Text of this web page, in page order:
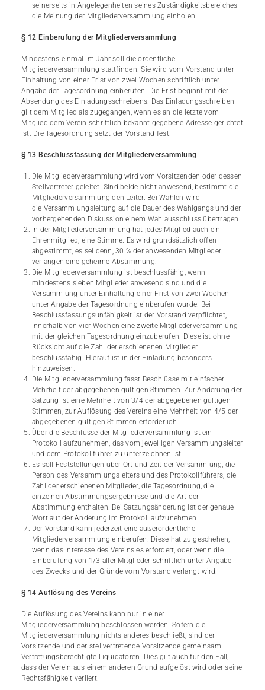
seinerseits in Angelegenheiten seines Zuständigkeitsbereiches
die Meinung der Mitgliederversammlung einholen.
§ 12 Einberufung der Mitgliederversammlung
Mindestens einmal im Jahr soll die ordentliche
Mitgliederversammlung stattfinden. Sie wird vom Vorstand unter
Einhaltung von einer Frist von zwei Wochen schriftlich unter
Angabe der Tagesordnung einberufen. Die Frist beginnt mit der
Absendung des Einladungsschreibens. Das Einladungsschreiben
gilt dem Mitglied als zugegangen, wenn es an die letzte vom
Mitglied dem Verein schriftlich bekannt gegebene Adresse gerichtet
ist. Die Tagesordnung setzt der Vorstand fest.
§ 13 Beschlussfassung der Mitgliederversammlung
Die Mitgliederversammlung wird vom Vorsitzenden oder dessen
Stellvertreter geleitet. Sind beide nicht anwesend, bestimmt die
Mitgliederversammlung den Leiter. Bei Wahlen wird
die Versammlungsleitung auf die Dauer des Wahlgangs und der
vorhergehenden Diskussion einem Wahlausschluss übertragen.
In der Mitgliederversammlung hat jedes Mitglied auch ein
Ehrenmitglied, eine Stimme. Es wird grundsätzlich offen
abgestimmt, es sei denn, 30 % der anwesenden Mitglieder
verlangen eine geheime Abstimmung.
Die Mitgliederversammlung ist beschlussfähig, wenn
mindestens sieben Mitglieder anwesend sind und die
Versammlung unter Einhaltung einer Frist von zwei Wochen
unter Angabe der Tagesordnung einberufen wurde. Bei
Beschlussfassungsunfähigkeit ist der Vorstand verpflichtet,
innerhalb von vier Wochen eine zweite Mitgliederversammlung
mit der gleichen Tagesordnung einzuberufen. Diese ist ohne
Rücksicht auf die Zahl der erschienenen Mitglieder
beschlussfähig. Hierauf ist in der Einladung besonders
hinzuweisen.
Die Mitgliederversammlung fasst Beschlüsse mit einfacher
Mehrheit der abgegebenen gültigen Stimmen. Zur Änderung der
Satzung ist eine Mehrheit von 3/4 der abgegebenen gültigen
Stimmen, zur Auflösung des Vereins eine Mehrheit von 4/5 der
abgegebenen gültigen Stimmen erforderlich.
Über die Beschlüsse der Mitgliederversammlung ist ein
Protokoll aufzunehmen, das vom jeweiligen Versammlungsleiter
und dem Protokollführer zu unterzeichnen ist.
Es soll Feststellungen über Ort und Zeit der Versammlung, die
Person des Versammlungsleiters und des Protokollführers, die
Zahl der erschienenen Mitglieder, die Tagesordnung, die
einzelnen Abstimmungsergebnisse und die Art der
Abstimmung enthalten. Bei Satzungsänderung ist der genaue
Wortlaut der Änderung im Protokoll aufzunehmen.
Der Vorstand kann jederzeit eine außerordentliche
Mitgliederversammlung einberufen. Diese hat zu geschehen,
wenn das Interesse des Vereins es erfordert, oder wenn die
Einberufung von 1/3 aller Mitglieder schriftlich unter Angabe
des Zwecks und der Gründe vom Vorstand verlangt wird.
§ 14 Auflösung des Vereins
Die Auflösung des Vereins kann nur in einer
Mitgliederversammlung beschlossen werden. Sofern die
Mitgliederversammlung nichts anderes beschließt, sind der
Vorsitzende und der stellvertretende Vorsitzende gemeinsam
Vertretungsberechtigte Liquidatoren. Dies gilt auch für den Fall,
dass der Verein aus einem anderen Grund aufgelöst wird oder seine
Rechtsfähigkeit verliert.